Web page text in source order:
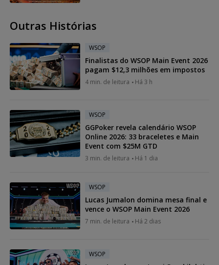
Outras Histórias
WSOP
Finalistas do WSOP Main Event 2026
pagam $12,3 milhões em impostos
4 min. de leitura Há 3 h
WSOP
GGPoker revela calendário WSOP
Online 2026: 33 braceletes e Main
Event com $25M GTD
3 min. de leitura Há 1 dia
WSOP
Lucas Jumalon domina mesa final e
vence o WSOP Main Event 2026
7 min. de leitura Há 2 dias
WSOP